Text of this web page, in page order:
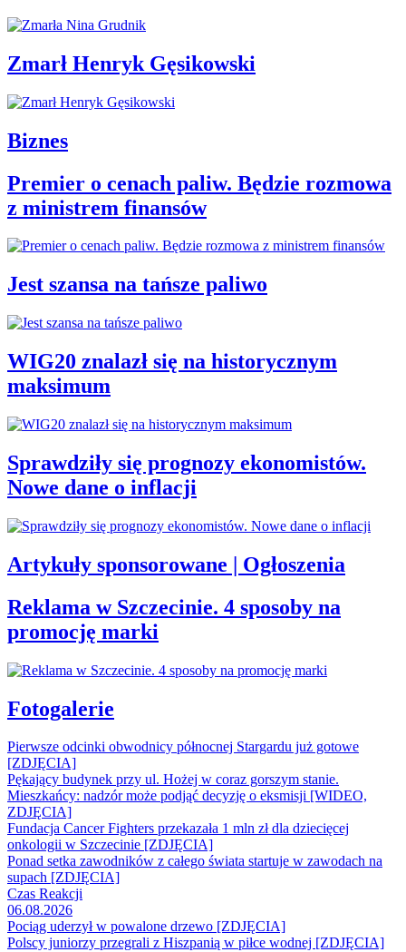
Zmarł Henryk Gęsikowski
Biznes
Premier o cenach paliw. Będzie rozmowa
z ministrem finansów
Jest szansa na tańsze paliwo
WIG20 znalazł się na historycznym
maksimum
Sprawdziły się prognozy ekonomistów.
Nowe dane o inflacji
Artykuły sponsorowane | Ogłoszenia
Reklama w Szczecinie. 4 sposoby na
promocję marki
Fotogalerie
Pierwsze odcinki obwodnicy północnej Stargardu już gotowe
[ZDJĘCIA]
Pękający budynek przy ul. Hożej w coraz gorszym stanie.
Mieszkańcy: nadzór może podjąć decyzję o eksmisji [WIDEO,
ZDJĘCIA]
Fundacja Cancer Fighters przekazała 1 mln zł dla dziecięcej
onkologii w Szczecinie [ZDJĘCIA]
Ponad setka zawodników z całego świata startuje w zawodach na
supach [ZDJĘCIA]
Czas Reakcji
06.08.2026
Pociąg uderzył w powalone drzewo [ZDJĘCIA]
Polscy juniorzy przegrali z Hiszpanią w piłce wodnej [ZDJĘCIA]